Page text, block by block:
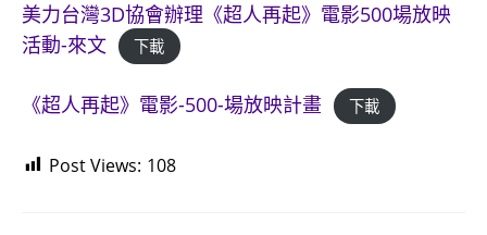
美力台灣3D協會辦理《超人再起》電影500場放映
活動-來文
下載
《超人再起》電影-500-場放映計畫 下載
Post Views: 108